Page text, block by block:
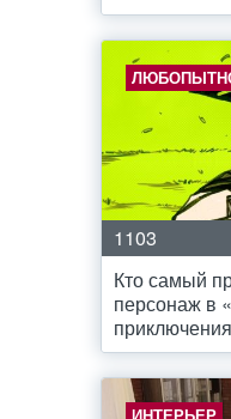
1103
Кто самый
персонаж в